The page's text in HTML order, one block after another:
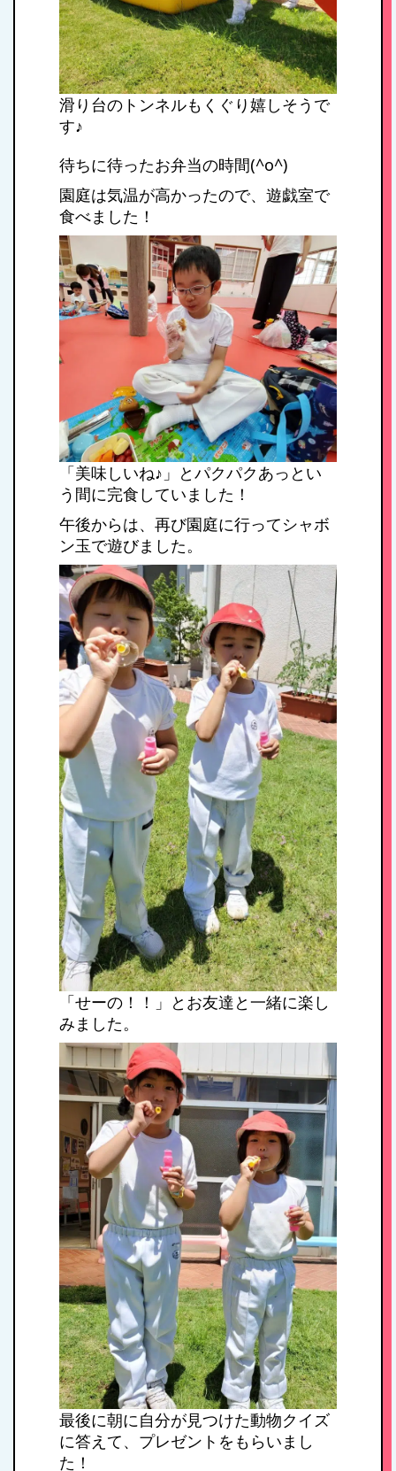
1日のスケジュール
施設紹介・園概要
入園案内
アクセス
お問い合わせ
病児保育について
滑り台のトンネルもくぐり嬉しそうで
す♪
待ちに待ったお弁当の時間(^o^)
園庭は気温が高かったので、遊戯室で
食べました！
「美味しいね♪」とパクパクあっとい
う間に完食していました！
午後からは、再び園庭に行ってシャボ
ン玉で遊びました。
「せーの！！」とお友達と一緒に楽し
みました。
最後に朝に自分が見つけた動物クイズ
に答えて、プレゼントをもらいまし
た！